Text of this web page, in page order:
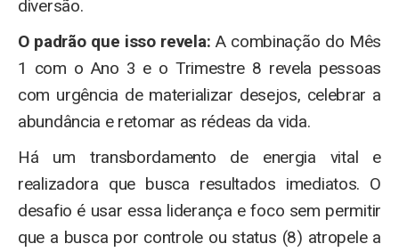
diversão.
O padrão que isso revela: A combinação do Mês
1 com o Ano 3 e o Trimestre 8 revela pessoas
com urgência de materializar desejos, celebrar a
abundância e retomar as rédeas da vida.
Há um transbordamento de energia vital e
realizadora que busca resultados imediatos. O
desafio é usar essa liderança e foco sem permitir
que a busca por controle ou status (8) atropele a